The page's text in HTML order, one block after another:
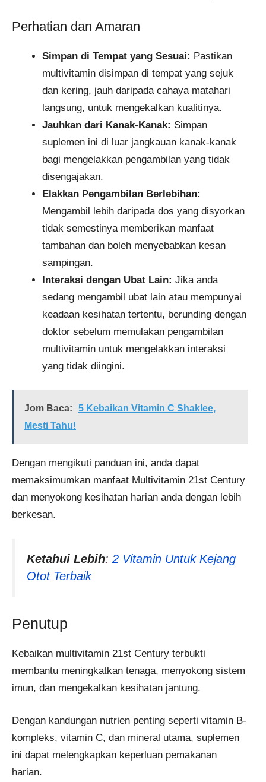
Perhatian dan Amaran
Simpan di Tempat yang Sesuai: Pastikan
multivitamin disimpan di tempat yang sejuk
dan kering, jauh daripada cahaya matahari
langsung, untuk mengekalkan kualitinya.
Jauhkan dari Kanak-Kanak: Simpan
suplemen ini di luar jangkauan kanak-kanak
bagi mengelakkan pengambilan yang tidak
disengajakan.
Elakkan Pengambilan Berlebihan:
Mengambil lebih daripada dos yang disyorkan
tidak semestinya memberikan manfaat
tambahan dan boleh menyebabkan kesan
sampingan.
Interaksi dengan Ubat Lain: Jika anda
sedang mengambil ubat lain atau mempunyai
keadaan kesihatan tertentu, berunding dengan
doktor sebelum memulakan pengambilan
multivitamin untuk mengelakkan interaksi
yang tidak diingini.
Jom Baca:
5 Kebaikan Vitamin C Shaklee,
Mesti Tahu!
Dengan mengikuti panduan ini, anda dapat
memaksimumkan manfaat Multivitamin 21st Century
dan menyokong kesihatan harian anda dengan lebih
berkesan.
Ketahui Lebih: 2 Vitamin Untuk Kejang
Otot Terbaik
Penutup
Kebaikan multivitamin 21st Century terbukti
membantu meningkatkan tenaga, menyokong sistem
imun, dan mengekalkan kesihatan jantung.
Dengan kandungan nutrien penting seperti vitamin B-
kompleks, vitamin C, dan mineral utama, suplemen
ini dapat melengkapkan keperluan pemakanan
harian.